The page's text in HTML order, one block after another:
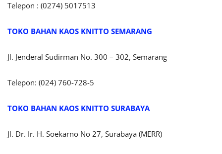
Telepon : (0274) 5017513
TOKO BAHAN KAOS KNITTO SEMARANG
Jl. Jenderal Sudirman No. 300 – 302, Semarang
Telepon: (024) 760-728-5
TOKO BAHAN KAOS KNITTO SURABAYA
Jl. Dr. Ir. H. Soekarno No 27, Surabaya (MERR)